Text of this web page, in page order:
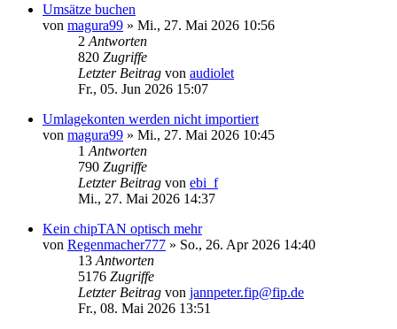
Umsätze buchen
von magura99 » Mi., 27. Mai 2026 10:56
2 Antworten
820 Zugriffe
Letzter Beitrag von audiolet
Fr., 05. Jun 2026 15:07
Umlagekonten werden nicht importiert
von magura99 » Mi., 27. Mai 2026 10:45
1 Antworten
790 Zugriffe
Letzter Beitrag von ebi_f
Mi., 27. Mai 2026 14:37
Kein chipTAN optisch mehr
von Regenmacher777 » So., 26. Apr 2026 14:40
13 Antworten
5176 Zugriffe
Letzter Beitrag von jannpeter.fip@fip.de
Fr., 08. Mai 2026 13:51